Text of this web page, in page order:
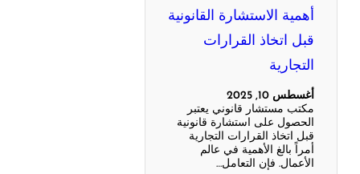
أهمية الاستشارة القانونية
قبل اتخاذ القرارات
التجارية
أغسطس 10, 2025
مكتب مستشار قانوني يعتبر
الحصول على استشارة قانونية
قبل اتخاذ القرارات التجارية
أمراً بالغ الأهمية في عالم
الأعمال. فإن التعامل…